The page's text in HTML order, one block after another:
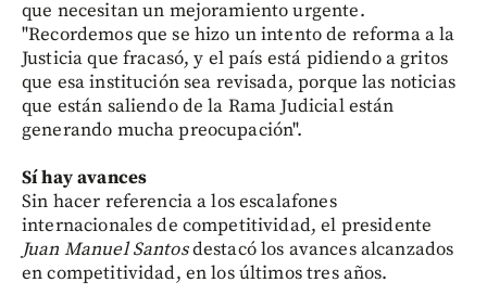
que necesitan un mejoramiento urgente.
"Recordemos que se hizo un intento de reforma a la
Justicia que fracasó, y el país está pidiendo a gritos
que esa institución sea revisada, porque las noticias
que están saliendo de la Rama Judicial están
generando mucha preocupación".
Sí hay avances
Sin hacer referencia a los escalafones
internacionales de competitividad, el presidente
Juan Manuel Santosdestacó los avances alcanzados
en competitividad, en los últimos tres años.